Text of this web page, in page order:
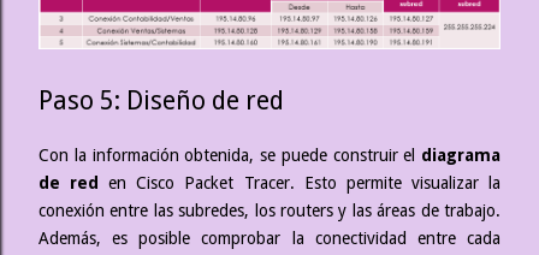
Paso 5: Diseño de red
Con la información obtenida, se puede construir el diagrama
de red
en Cisco Packet Tracer. Esto permite visualizar la
conexión entre las subredes, los routers y las áreas de trabajo.
Además, es posible comprobar la conectividad entre cada